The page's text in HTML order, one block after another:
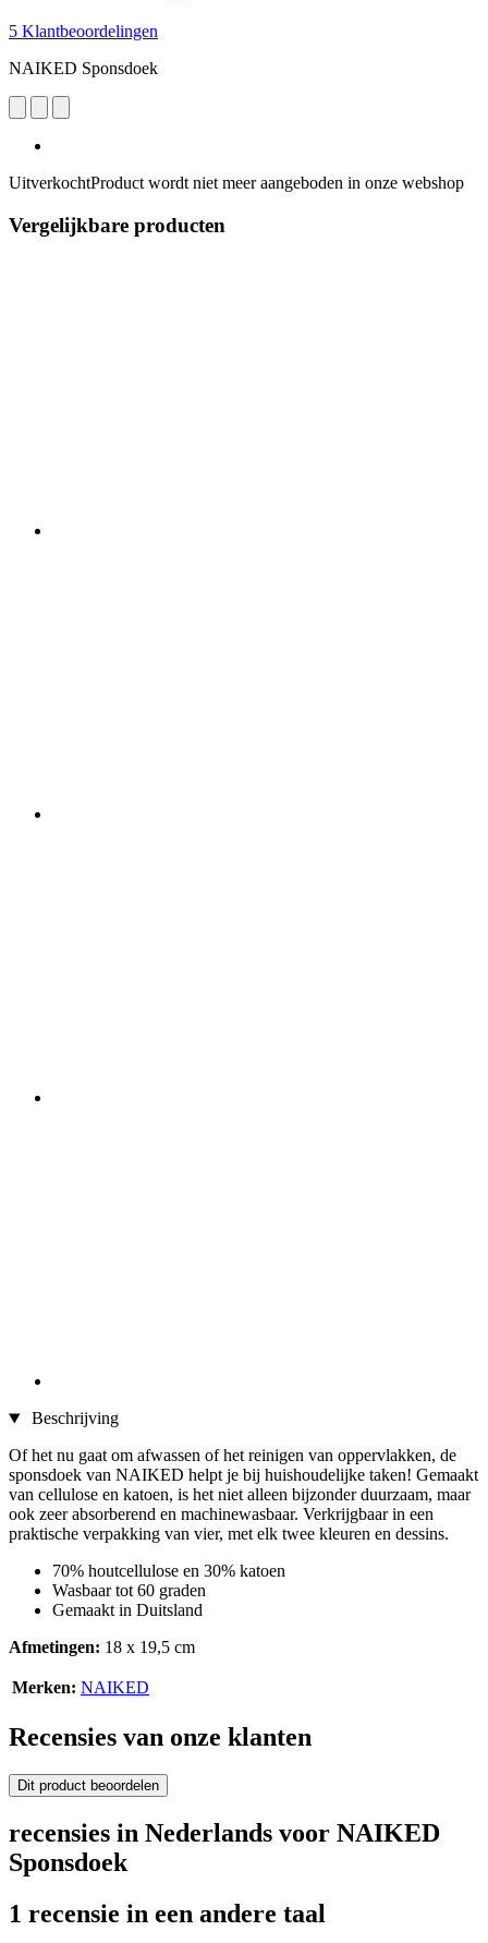
5 Klantbeoordelingen
NAIKED Sponsdoek
UitverkochtProduct wordt niet meer aangeboden in onze webshop
Vergelijkbare producten
Beschrijving
Of het nu gaat om afwassen of het reinigen van oppervlakken, de
sponsdoek van NAIKED helpt je bij huishoudelijke taken! Gemaakt
van cellulose en katoen, is het niet alleen bijzonder duurzaam, maar
ook zeer absorberend en machinewasbaar. Verkrijgbaar in een
praktische verpakking van vier, met elk twee kleuren en dessins.
70% houtcellulose en 30% katoen
Wasbaar tot 60 graden
Gemaakt in Duitsland
Afmetingen: 18 x 19,5 cm
Merken: NAIKED
Recensies van onze klanten
Dit product beoordelen
recensies in Nederlands voor NAIKED
Sponsdoek
1 recensie in een andere taal